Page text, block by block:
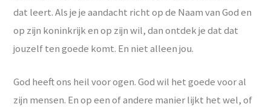
dat leert. Als je je aandacht richt op de Naam van God en
op zijn koninkrijk en op zijn wil, dan ontdek je dat dat
jouzelf ten goede komt. En niet alleen jou.
God heeft ons heil voor ogen. God wil het goede voor al
zijn mensen. En op een of andere manier lijkt het wel, of